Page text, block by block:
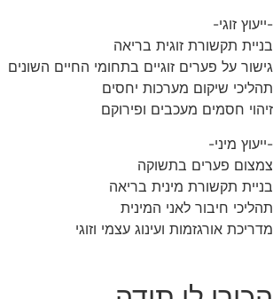
-ייעוץ זוגי-
בניית תקשורת זוגית בריאה
גישור על פערים זוגיים בתחומי החיים השונים
תהליכי שיקום מערכות יחסים
זיהוי חסמים מעכבים ופירוקם
-ייעוץ מיני-
צמצום פערים בתשוקה
בניית תקשורת מינית בריאה
תהליכי חיבור לאני המינית
מדריכת אורגזמות ועינוג עצמי וזוגי